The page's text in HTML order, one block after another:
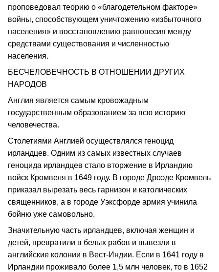
проповедовал теорию о «благодетельном факторе»
войны, способствующем уничтожению «избыточного
населения» и восстановлению равновесия между
средствами существования и численностью
населения.
БЕСЧЕЛОВЕЧНОСТЬ В ОТНОШЕНИИ ДРУГИХ
НАРОДОВ
Англия является самым кровожадным
государственным образованием за всю историю
человечества.
Столетиями Англией осуществлялся геноцид
ирландцев. Одним из самых известных случаев
геноцида ирландцев стало вторжение в Ирландию
войск Кромвеля в 1649 году. В городе Дроэде Кромвель
приказал вырезать весь гарнизон и католических
священников, а в городе Уэксфорде армия учинила
бойню уже самовольно.
Значительную часть ирландцев, включая женщин и
детей, превратили в белых рабов и вывезли в
английские колонии в Вест-Индии. Если в 1641 году в
Ирландии проживало более 1,5 млн человек, то в 1652